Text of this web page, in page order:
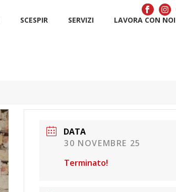
SCÉSPIR SERVIZI LAVORA CON NOI
DATA
30 NOVEMBRE 25
Terminato!